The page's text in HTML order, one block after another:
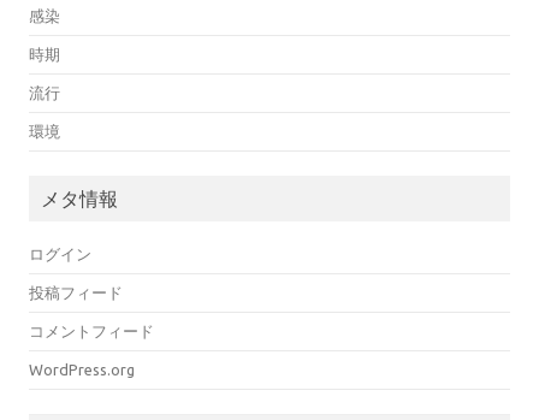
感染
時期
流行
環境
メタ情報
ログイン
投稿フィード
コメントフィード
WordPress.org